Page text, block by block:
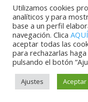
Todos los
Utilizamos cookies
analíticos y para
base a un perfil
navegación. Clica AQUÍ
aceptar todas las
para rechazarlas
pulsando el botón
Ajustes Aceptar